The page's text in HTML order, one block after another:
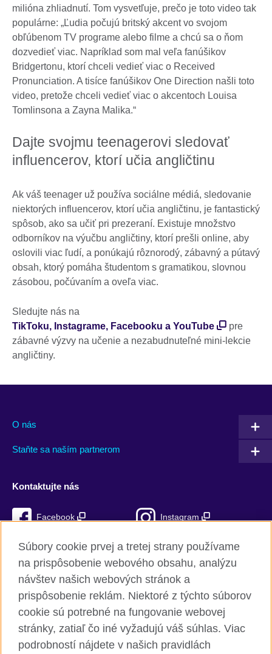
milióna zhliadnutí. Tom vysvetľuje, prečo je toto video tak
populárne: „Ľudia počujú britský akcent vo svojom
obľúbenom TV programe alebo filme a chcú sa o ňom
dozvedieť viac. Napríklad som mal veľa fanúšikov
Bridgertonu, ktorí chceli vedieť viac o Received
Pronunciation. A tisíce fanúšikov One Direction našli toto
video, pretože chceli vedieť viac o akcentoch Louisa
Tomlinsona a Zayna Malika.“
Dajte svojmu teenagerovi sledovať
influencerov, ktorí učia angličtinu
Ak váš teenager už používa sociálne médiá, sledovanie
niektorých influencerov, ktorí učia angličtinu, je fantastický
spôsob, ako sa učiť pri prezeraní. Existuje množstvo
odborníkov na výučbu angličtiny, ktorí prešli online, aby
oslovili viac ľudí, a ponúkajú rôznorodý, zábavný a pútavý
obsah, ktorý pomáha študentom s gramatikou, slovnou
zásobou, počúvaním a oveľa viac.
Sledujte nás na
TikToku, Instagrame, Facebooku a YouTube
pre
zábavné výzvy na učenie a nezabudnuteľné mini-lekcie
angličtiny.
O nás
Staňte sa naším partnerom
Kontaktujte nás
Facebook Instagram
Mixcloud TikTok
RSS
British Council Global
Ochrana súkromia a podmienky používania stránky
Súbory cookie prvej a tretej strany používame
na prispôsobenie webového obsahu, analýzu
návštev našich webových stránok a
prispôsobenie reklám. Niektoré z týchto súborov
cookie sú potrebné na fungovanie webovej
stránky, zatiaľ čo iné vyžadujú váš súhlas. Viac
podrobností nájdete v našich pravidlách